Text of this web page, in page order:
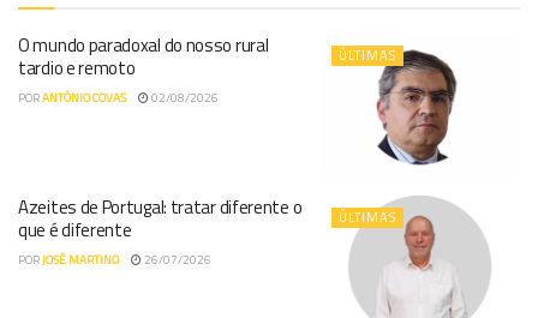
ÚLTIMAS
O mundo paradoxal do nosso rural
tardio e remoto
PORANTÓNIO COVAS 02/08/2026
ÚLTIMAS
Azeites de Portugal: tratar diferente o
que é diferente
PORJOSÉ MARTINO 26/07/2026